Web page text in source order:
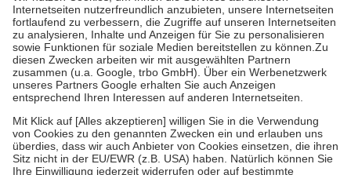
Kosten der Leistung zu entrichten.
Diese Regeln gelten grundsätzlich auch für Online-Apotheken.
Bei Heilmitteln und häuslicher Krankenpflege beträgt die
Zuzahlung zehn Prozent der Kosten sowie zehn Euro je
Verordnung.
Um das Engagement der Versicherten für ihre eigene Gesundheit zu
stärken und die besondere Stellung der Familie zu unterstützen,
fallenkeine Zuzahlungenan bei:
• Kindern und Jugendlichen bis zum vollendeten 18. Lebensjahr
mit Ausnahme der Fahrkosten
• Untersuchungen zur Vorsorge und Früherkennung, die von der